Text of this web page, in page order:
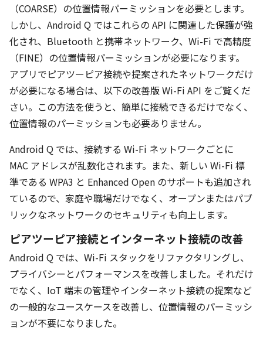
（COARSE）の位置情報パーミッションを必要とします。
しかし、Android Q ではこれらの API に関連した保護が強
化され、Bluetooth と携帯ネットワーク、Wi-Fi で高精度
（FINE）の位置情報パーミッションが必要になります。
アプリでピアツーピア接続や提案されたネットワークだけ
が必要になる場合は、以下の改善版 Wi-Fi API をご覧くだ
さい。この方法を使うと、簡単に接続できるだけでなく、
位置情報のパーミッションも必要ありません。
Android Q では、接続する Wi-Fi ネットワークごとに
MAC アドレスが乱数化されます。また、新しい Wi-Fi 標
準である WPA3 と Enhanced Open のサポートも追加され
ているので、家庭や職場だけでなく、オープンまたはパブ
リックなネットワークのセキュリティも向上します。
ピアツーピア接続とインターネット接続の改善
Android Q では、Wi-Fi スタックをリファクタリングし、
プライバシーとパフォーマンスを改善しました。それだけ
でなく、IoT 端末の管理やインターネット接続の提案など
の一般的なユースケースを改善し、位置情報のパーミッシ
ョンが不要になりました。